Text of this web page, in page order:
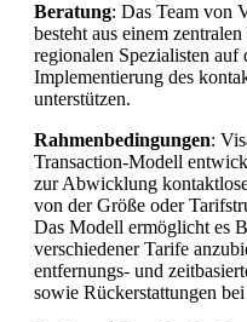
Beratung: Das Team von
besteht aus einem
regionalen Spezialisten auf
Implementierung des
unterstützen.
Rahmenbedingungen:
Transaction-Modell
zur Abwicklung
von der Größe oder
Das Modell ermöglicht es
verschiedener Tarife
entfernungs- und
sowie Rückerstattungen